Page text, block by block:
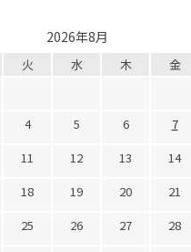
2026年8月
火 水 木 金
4 5 6 7
11 12 13 14
18 19 20 21
25 26 27 28